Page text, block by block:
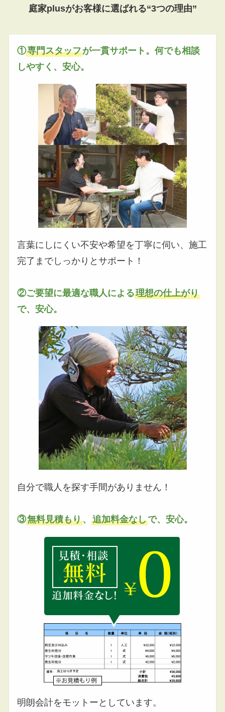
庭家plusがお客様に選ばれる“3つの理由”
①専門スタッフが一貫サポート。何でも相談
しやすく、安心。
言葉にしにくい不安や希望を丁寧に伺い、施工
完了までしっかりとサポート！
②ご要望に最適な職人による理想の仕上がり
で、安心。
自分で職人を探す手間がありません！
③無料見積もり、追加料金なしで、安心。
明朗会計をモットーとしています。